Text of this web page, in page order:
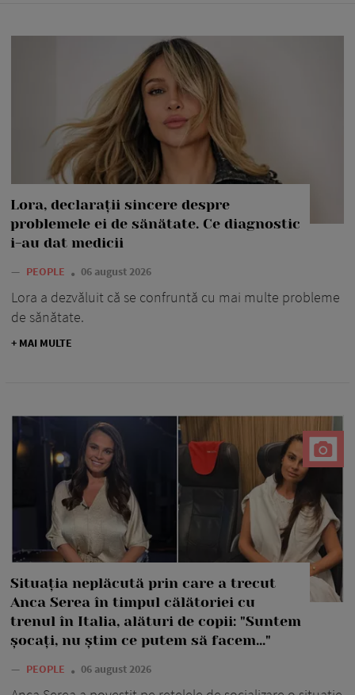
Lora, declarații sincere despre
problemele ei de sănătate. Ce diagnostic
i-au dat medicii
— PEOPLE 06 august 2026
Lora a dezvăluit că se confruntă cu mai multe probleme
de sănătate.
+ MAI MULTE
Situația neplăcută prin care a trecut
Anca Serea în timpul călătoriei cu
trenul în Italia, alături de copii: "Suntem
șocați, nu știm ce putem să facem..."
— PEOPLE 06 august 2026